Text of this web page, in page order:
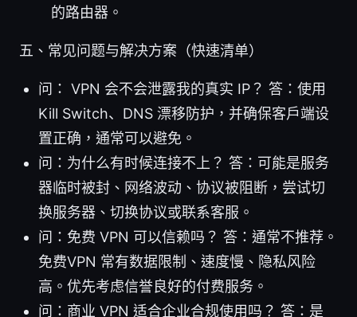
的路由器。
五、常见问题与解决方案（快速清单）
问： VPN 会不会泄露我的真实 IP？ 答：使用
Kill Switch、DNS 漂移防护，并确保客户端设
置正确，通常可以避免。
问：为什么有时候连接不上？ 答：可能是服务
器临时被封、网络波动、协议被阻断，尝试切
换服务器、切换协议或联系客服。
问：免费 VPN 可以信赖吗？ 答：通常不推荐。
免费VPN 常有数据限制、速度慢、隐私风险
高。优先考虑信誉良好的付费服务。
问：商业 VPN 适合企业合规使用吗？ 答：是